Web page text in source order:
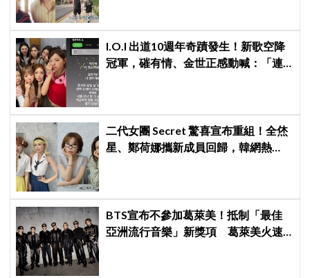
I.O.I 出道10週年奇蹟發生！新歌空降
冠軍，磪有情、金世正感動喊：「連
二代女團 Secret 驚喜宣布重組！全烋
星、鄭荷娜攜新成員回歸，韓網熱
BTS宣布不參加葛萊美！抵制「最佳
亞洲流行音樂」新獎項 葛萊美火速